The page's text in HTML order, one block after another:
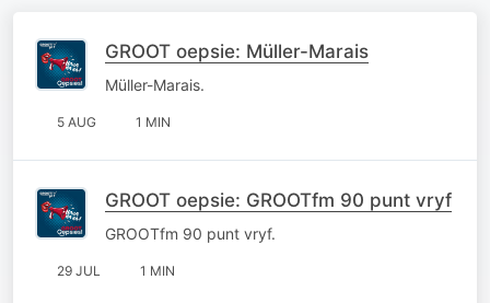
GROOT oepsie: Müller-Marais
Müller-Marais.
5 AUG 1 MIN
GROOT oepsie: GROOTfm 90 punt vryf
GROOTfm 90 punt vryf.
29 JUL 1 MIN